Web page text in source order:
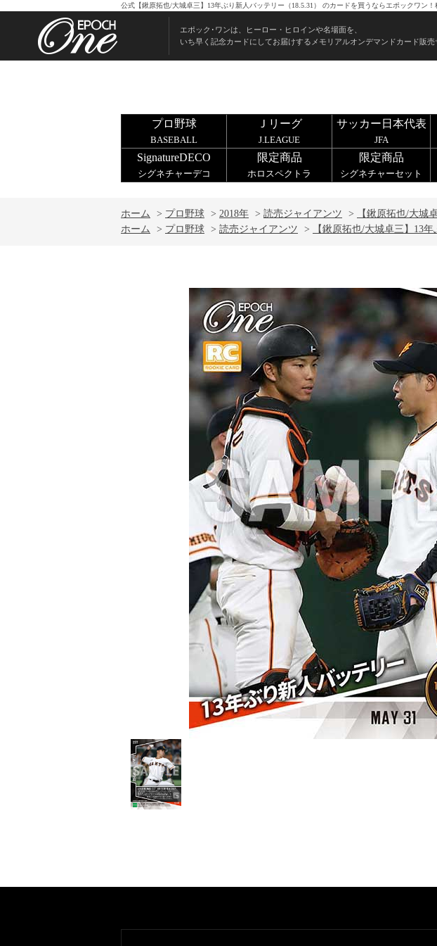
公式【鍬原拓也/大城卓三】13年ぶり新人バッテリー（18.5.31） のカードを買うならエポックワン！
エポック･ワンは、ヒーロー・ヒロインや名場面を、
いち早く記念カードにしてお届けするメモリアルオンデマンドカード販売
プロ野球
BASEBALL
Ｊリーグ
J.LEAGUE
サッカー日本代表
JFA
SignatureDECO
シグネチャーデコ
限定商品
ホロスペクトラ
限定商品
シグネチャーセット
ホーム > プロ野球 > 2018年 > 読売ジャイアンツ >
【鍬原拓也/大城
ホーム
> プロ野球 > 読売ジャイアンツ > 【鍬原拓也/大城卓三】13